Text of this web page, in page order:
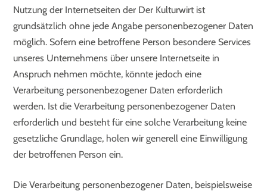
Nutzung der Internetseiten der Der Kulturwirt ist
grundsätzlich ohne jede Angabe personenbezogener Daten
möglich. Sofern eine betroffene Person besondere Services
unseres Unternehmens über unsere Internetseite in
Anspruch nehmen möchte, könnte jedoch eine
Verarbeitung personenbezogener Daten erforderlich
werden. Ist die Verarbeitung personenbezogener Daten
erforderlich und besteht für eine solche Verarbeitung keine
gesetzliche Grundlage, holen wir generell eine Einwilligung
der betroffenen Person ein.
Die Verarbeitung personenbezogener Daten, beispielsweise